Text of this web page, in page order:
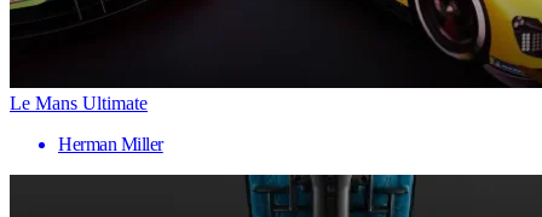
Le Mans Ultimate
Herman Miller